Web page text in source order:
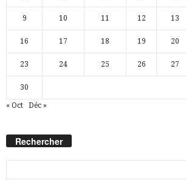
9 10 11 12 13
16 17 18 19 20
23 24 25 26 27
30
« Oct Déc »
Rechercher